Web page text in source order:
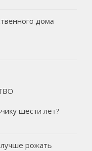
дома
шести лет?
рожать